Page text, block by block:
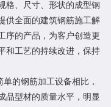
格、尺寸、形状的成型钢
供全面的建筑钢筋施工解
序的产品，为客户创造更
和工艺的持续改进，保持
的钢筋加工设备相比，
品型材的质量水平，明显